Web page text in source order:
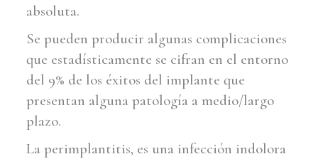
absoluta.
Se pueden producir algunas complicaciones
que estadísticamente se cifran en el entorno
del 9% de los éxitos del implante que
presentan alguna patología a medio/largo
plazo.
La perimplantitis, es una infección indolora